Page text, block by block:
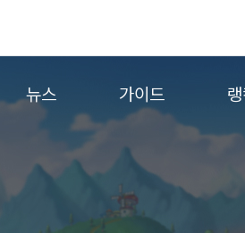
뉴스
공지사항
업데이트
캐시샵 공지
가이드
게임정보
직업소개
확률형 아이템
NEXON NOW